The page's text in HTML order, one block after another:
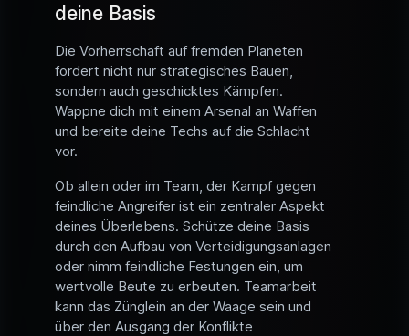
deine Basis
Die Vorherrschaft auf fremden Planeten
fordert nicht nur strategisches Bauen,
sondern auch geschicktes Kämpfen.
Wappne dich mit einem Arsenal an Waffen
und bereite deine Techs auf die Schlacht
vor.
Ob allein oder im Team, der Kampf gegen
feindliche Angreifer ist ein zentraler Aspekt
deines Überlebens. Schütze deine Basis
durch den Aufbau von Verteidigungsanlagen
oder nimm feindliche Festungen ein, um
wertvolle Beute zu erbeuten. Teamarbeit
kann das Zünglein an der Waage sein und
über den Ausgang der Konflikte